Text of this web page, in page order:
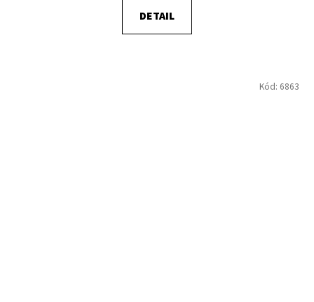
DETAIL
Kód: 6863